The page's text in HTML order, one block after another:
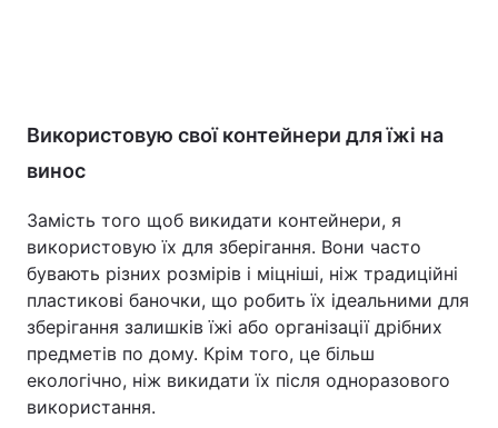
Використовую свої контейнери для їжі на
винос
Замість того щоб викидати контейнери, я
використовую їх для зберігання. Вони часто
бувають різних розмірів і міцніші, ніж традиційні
пластикові баночки, що робить їх ідеальними для
зберігання залишків їжі або організації дрібних
предметів по дому. Крім того, це більш
екологічно, ніж викидати їх після одноразового
використання.